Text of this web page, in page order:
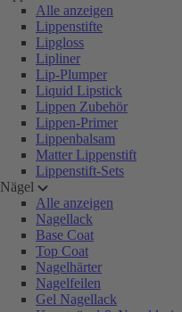
Alle anzeigen
Lippenstifte
Lipgloss
Lipliner
Lip-Plumper
Liquid Lipstick
Lippen Zubehör
Lippen-Primer
Lippenbalsam
Matter Lippenstift
Lippenstift-Sets
Nägel
Alle anzeigen
Nagellack
Base Coat
Top Coat
Nagelhärter
Nagelfeilen
Gel Nagellack